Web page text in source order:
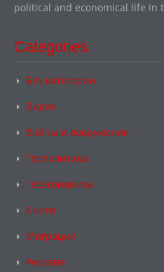
political and economical life in
Categories:
Без категории
Видео
Войны и вооружение
Геополитика
Геоэкономика
Книги
Миграции
Религия